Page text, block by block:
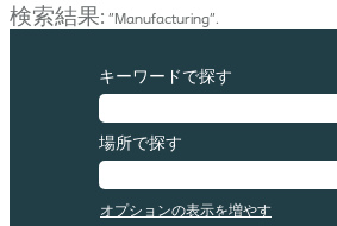
ペ
ジ)
検索結果: "Manufacturing".
キーワードで探す
場所で探す
オプションの表示を増やす